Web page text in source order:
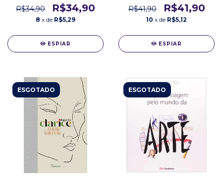
R$34,90
R$34,90
8 x de R$5,29
ESPIAR
R$41,90
R$41,90
10 x de R$5,12
ESPIAR
ESGOTADO ESGOTADO